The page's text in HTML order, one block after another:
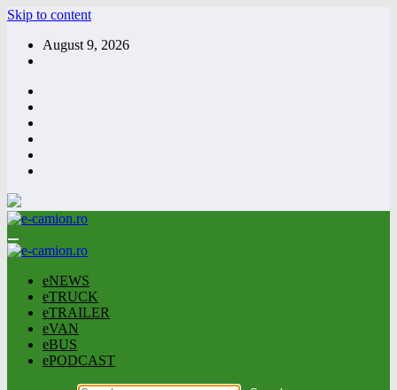
Skip to content
August 9, 2026
eNEWS
eTRUCK
eTRAILER
eVAN
eBUS
ePODCAST